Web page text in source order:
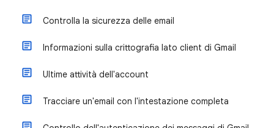
Controlla la sicurezza delle email
Informazioni sulla crittografia lato client di Gmail
Ultime attività dell'account
Tracciare un'email con l'intestazione completa